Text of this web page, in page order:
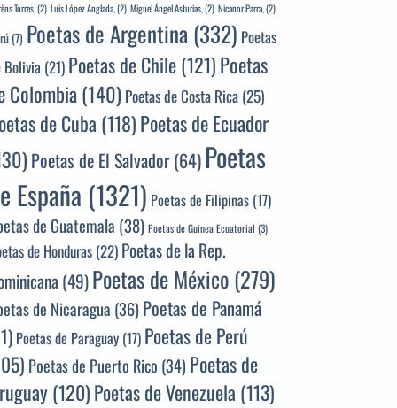
Torres,(2) Luis López Anglada,(2) Miguel Ángel Asturias,(2) Nicanor Parra,(2)
(7) Poetas de Argentina(332) Poetas
Bolivia(21) Poetas de Chile(121)Poetas
Colombia(140) Poetas de Costa Rica(25)
de Cuba (118)Poetas de Ecuador
Poetas de El Salvador(64)Poetas
España (1321) Poetas de Filipinas (17)
de Guatemala (38) Poetas de Guinea Ecuatorial (3)
de Honduras(22) Poetas de la Rep.
(49)Poetas de México(279)
de Nicaragua (36) Poetas de Panamá
Poetas de Paraguay (17) Poetas de Perú
Poetas de Puerto Rico (34) Poetas de
(120)Poetas de Venezuela (113)